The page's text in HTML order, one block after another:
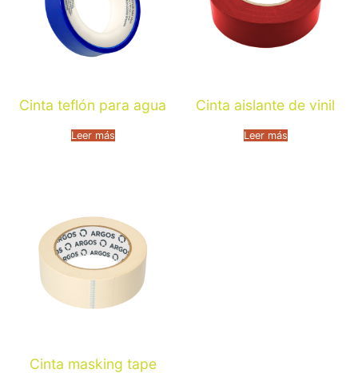
Cinta teflón para agua
Leer más
Cinta aislante de vinil
Leer más
Cinta masking tape